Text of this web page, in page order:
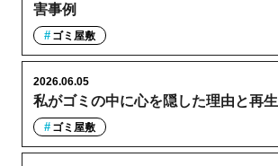
害事例
ゴミ屋敷
私がゴミの中に心を隠した理由と再生
2026.06.05
ゴミ屋敷